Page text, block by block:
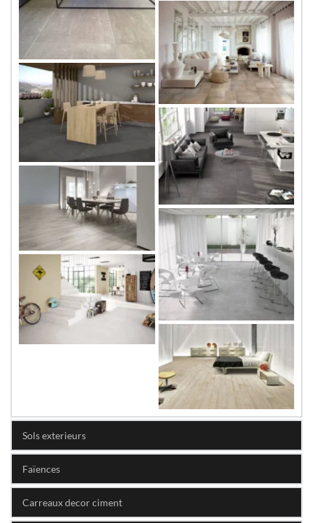
Sols exterieurs
Faïences
Carreaux decor ciment